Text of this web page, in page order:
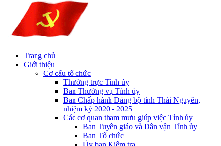
Trang chủ
Giới thiệu
Cơ cấu tổ chức
Thường trực Tỉnh ủy
Ban Thường vụ Tỉnh ủy
Ban Chấp hành Đảng bộ tỉnh Thái Nguyên,
nhiệm kỳ 2020 - 2025
Các cơ quan tham mưu giúp việc Tỉnh ủy
Ban Tuyên giáo và Dân vận Tỉnh ủy
Ban Tổ chức
Ủy ban Kiểm tra